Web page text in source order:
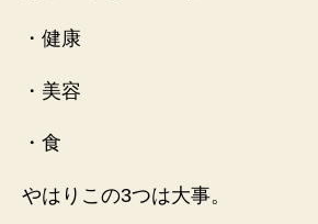
・健康
・美容
・食
やはりこの3つは大事。